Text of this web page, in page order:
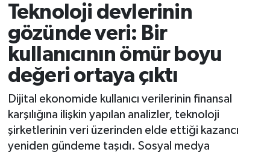
Teknoloji devlerinin
gözünde veri: Bir
kullanıcının ömür boyu
değeri ortaya çıktı
Dijital ekonomide kullanıcı verilerinin finansal
karşılığına ilişkin yapılan analizler, teknoloji
şirketlerinin veri üzerinden elde ettiği kazancı
yeniden gündeme taşıdı. Sosyal medya
SPOR
YAŞAM
Son Dakika Haberleri
Haber Arşivi